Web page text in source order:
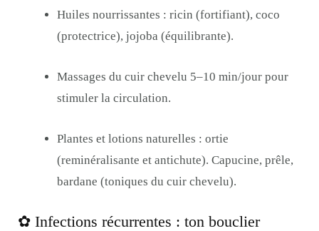
Huiles nourrissantes : ricin (fortifiant), coco
(protectrice), jojoba (équilibrante).
Massages du cuir chevelu 5–10 min/jour pour
stimuler la circulation.
Plantes et lotions naturelles : ortie
(reminéralisante et antichute). Capucine, prêle,
bardane (toniques du cuir chevelu).
✿ Infections récurrentes : ton bouclier